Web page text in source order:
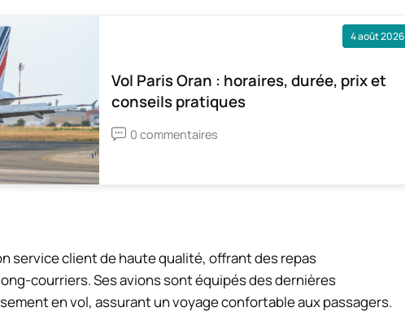
4 août 2026
Vol Paris Oran : horaires, durée, prix et
conseils pratiques
0 commentaires
service client de haute qualité, offrant des repas
courriers. Ses avions sont équipés des dernières
en vol, assurant un voyage confortable aux passagers.